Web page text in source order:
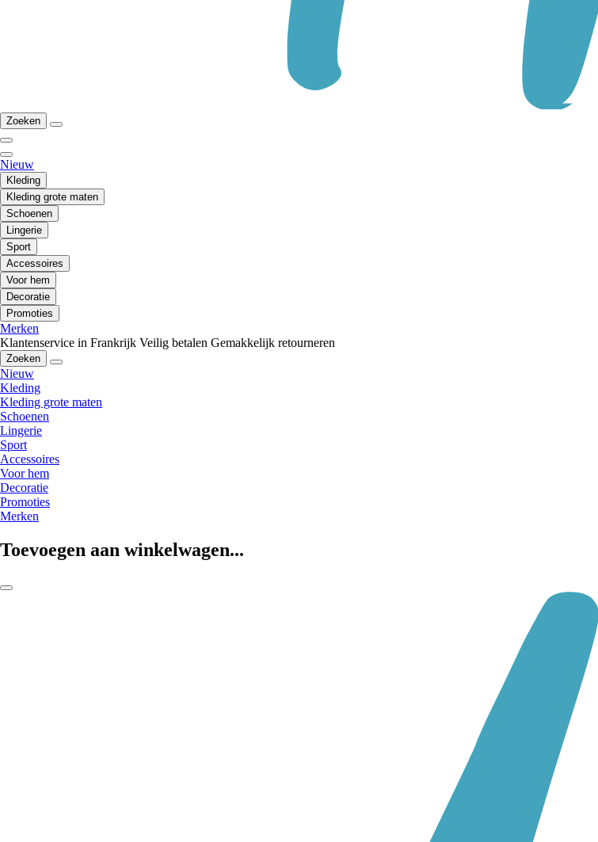
Zoeken
Nieuw
Kleding
Kleding grote maten
Schoenen
Lingerie
Sport
Accessoires
Voor hem
Decoratie
Promoties
Merken
Klantenservice in Frankrijk Veilig betalen Gemakkelijk retourneren
Zoeken
Nieuw
Kleding
Kleding grote maten
Schoenen
Lingerie
Sport
Accessoires
Voor hem
Decoratie
Promoties
Merken
Toevoegen aan winkelwagen...